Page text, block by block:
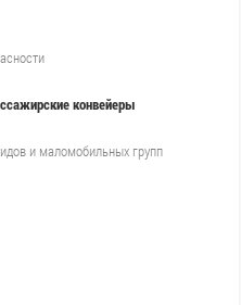
конвейеры
и маломобильных групп